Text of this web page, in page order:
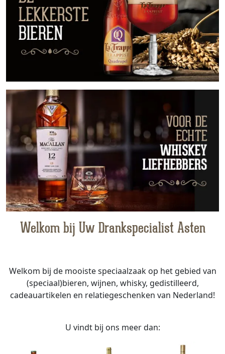
Welkom bij Uw Drankspecialist Asten
Welkom bij de mooiste speciaalzaak op het gebied van
(speciaal)bieren, wijnen, whisky, gedistilleerd,
cadeauartikelen en relatiegeschenken van Nederland!
U vindt bij ons meer dan: